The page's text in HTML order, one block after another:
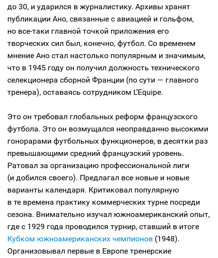
до 30, и ударился в журналистику. Архивы хранят
публикации Ано, связанные с авиацией и гольфом,
но все-таки главной точкой приложения его
творческих сил был, конечно, футбол. Со временем
мнение Ано стал настолько популярным и значимым,
что в 1945 году он получил должность технического
селекционера сборной Франции (по сути — главного
тренера), оставаясь сотрудником L’Equipe.
Это он требовал глобальных реформ французского
футбола. Это он возмущался неоправданно высокими
гонорарами футбольных функционеров, в десятки раз
превышающими средний французский уровень.
Ратовал за организацию профессиональной лиги
(и добился своего). Предлагал все новые и новые
варианты календаря. Критиковал популярную
в те времена практику коммерческих турне посреди
сезона. Внимательно изучал южноамериканский опыт,
где с 1929 года проводился турнир, ставший в итоге
Кубком южноамериканских чемпионов (1948).
Организовывал первые в Европе тренерские